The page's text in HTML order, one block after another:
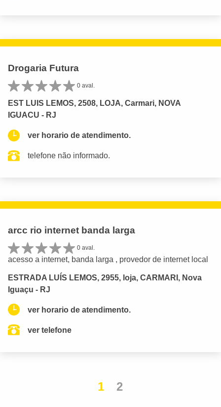
Drogaria Futura
0 aval.
EST LUIS LEMOS, 2508, LOJA, Carmari, NOVA
IGUACU - RJ
ver horario de atendimento.
telefone não informado.
arcc rio internet banda larga
0 aval.
acesso a internet, banda larga , provedor de internet local
ESTRADA LUÍS LEMOS, 2955, loja, CARMARI, Nova
Iguaçu - RJ
ver horario de atendimento.
ver telefone
1 2